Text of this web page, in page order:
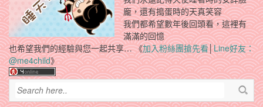
龐，還有搗蛋時的天真笑容
我們都希望數年後回頭看，這裡有
滿滿的回憶
也希望我們的經驗與您一起共享… 《加入粉絲團搶先看│Line好友：
@me4child》